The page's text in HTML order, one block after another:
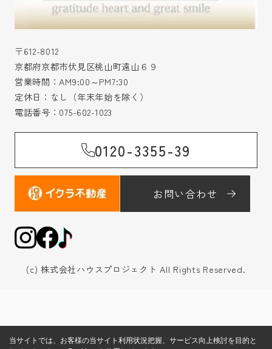
〒612-8012
京都府京都市伏見区桃山町遠山６９
営業時間：AM9:00～PM7:30
定休日：なし（年末年始を除く）
電話番号： 075-602-1023
0120-3355-39
お問い合わせ
(c) 株式会社ハウスプロジェクト All Rights Reserved.
当サイトでは、お客様の当サイト利用状況把握、サービス向上検討を目的と